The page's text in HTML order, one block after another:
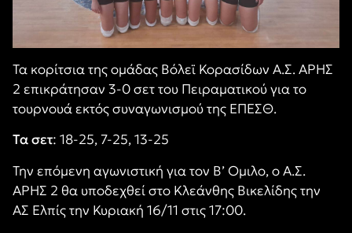
Τα κορίτσια της ομάδας Βόλεϊ Κορασίδων Α.Σ. ΑΡΗΣ
2 επικράτησαν 3-0 σετ του Πειραματικού για το
τουρνουά εκτός συναγωνισμού της ΕΠΕΣΘ.
Τα σετ: 18-25, 7-25, 13-25
Την επόμενη αγωνιστική για τον Β’ Ομιλο, ο Α.Σ.
ΑΡΗΣ 2 θα υποδεχθεί στο Κλεάνθης Βικελίδης την
ΑΣ Ελπίς την Κυριακή 16/11 στις 17:00.